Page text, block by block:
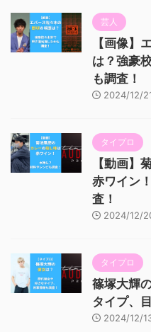
芸人
【画像】
は？強豪
も調査！
2024/12/
タイプロ
【動画】
赤ワイン
査！
2024/12/
タイプロ
篠塚大輝
タイプ、
2024/12/